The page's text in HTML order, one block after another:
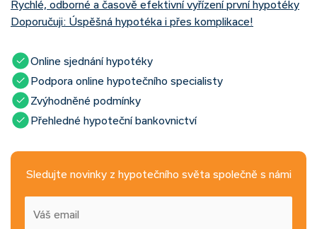
Rychlé, odborné a časově efektivní vyřízení první hypotéky
Doporučuji: Úspěšná hypotéka i přes komplikace!
Online sjednání hypotéky
Podpora online hypotečního specialisty
Zvýhodněné podmínky
Přehledné hypoteční bankovnictví
Sledujte novinky z hypotečního světa společně s námi